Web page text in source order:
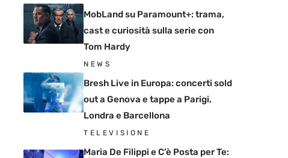
MobLand su Paramount+: trama,
cast e curiosità sulla serie con
Tom Hardy
NEWS
Bresh Live in Europa: concerti sold
out a Genova e tappe a Parigi,
Londra e Barcellona
TELEVISIONE
Maria De Filippi e C’è Posta per Te: